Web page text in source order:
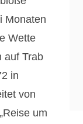
Monaten
Wette
auf Trab
in
von
um